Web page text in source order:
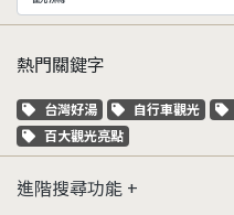
熱門關鍵字
關鍵字標籤
台灣好湯 關鍵字標籤
自行車觀光
關鍵字標籤
百大觀光亮點
進階搜尋功能